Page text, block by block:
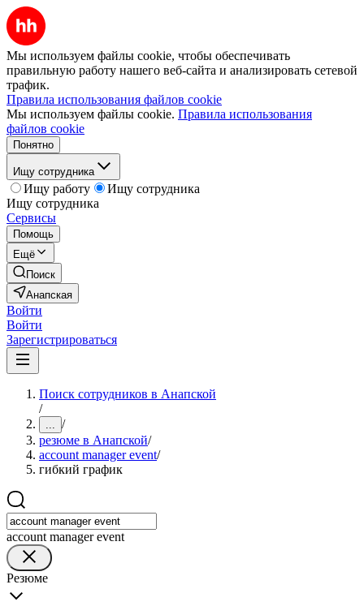
Мы используем файлы cookie, чтобы обеспечивать
правильную работу нашего веб-сайта и анализировать сетевой
трафик.
Правила использования файлов cookie
Мы используем файлы cookie. Правила использования
файлов cookie
Понятно
Ищу сотрудника
Ищу работу
Ищу сотрудника
Ищу сотрудника
Сервисы
Помощь
Ещё
Поиск
Анапская
Войти
Войти
Зарегистрироваться
Поиск сотрудников в Анапской
/
... /
резюме в Анапской/
account manager event/
гибкий график
account manager event
Резюме